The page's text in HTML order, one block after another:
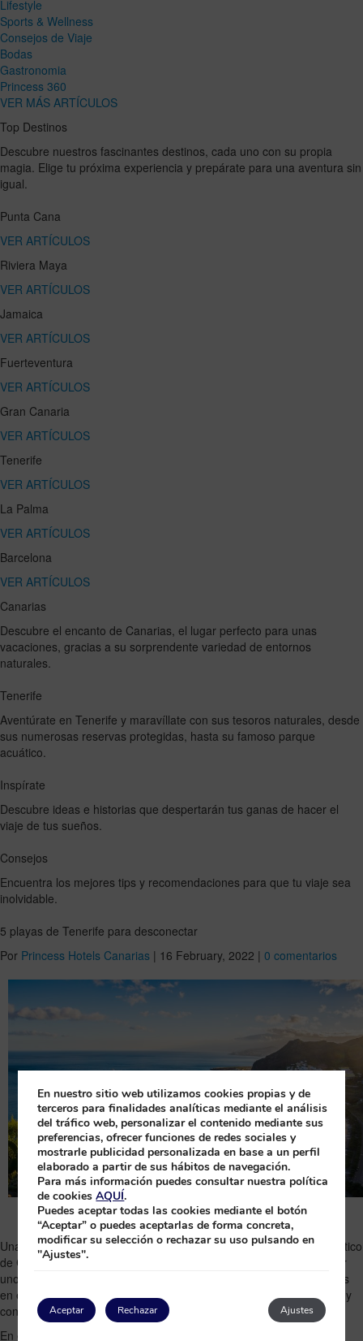
Lifestyle
Sports & Wellness
Consejos de Viaje
Bodas
Gastronomia
Princess 360
VER MÁS ARTÍCULOS
Top Destinos
Descubre nuestros fascinantes destinos, cada uno con su propia
magia. Elige tu próxima experiencia y prepárate para una aventura sin
igual.
Punta Cana
VER ARTÍCULOS
Riviera Maya
VER ARTÍCULOS
Jamaica
VER ARTÍCULOS
Fuerteventura
VER ARTÍCULOS
Gran Canaria
VER ARTÍCULOS
Tenerife
VER ARTÍCULOS
La Palma
VER ARTÍCULOS
Barcelona
VER ARTÍCULOS
Canarias
Descubre el encanto de Canarias, el lugar perfecto para unas
vacaciones, gracias a su sorprendente variedad de entornos
naturales.
Tenerife
Aventúrate en Tenerife y maravíllate con sus tesoros naturales, desde
sus numerosas reservas protegidas, hasta su famoso parque
acuático.
Inspírate
Descubre ideas e historias que despertarán tus ganas de hacer el
viaje de tus sueños.
Consejos
Encuentra los mejores tips y recomendaciones para que tu viaje sea
inolvidable.
5 playas de Tenerife para desconectar
Por Princess Hotels Canarias | 16 February, 2022 | 0 comentarios
Una de las maravillas que hacen únicas y que son un reclamo turístico
de Canarias son sus playas. La isla de
, además de ofrecer
unos paisajes increíbles con sus bosques en el norte y sus cumbres
en el centro, esconde fantásticas playas donde relajarse, divertirse y
conectar con el mar.
En este post te presentamos 5 playas de Tenerife que tienes que
En nuestro sitio web utilizamos cookies propias y de
terceros para finalidades analíticas mediante el análisis
del tráfico web, personalizar el contenido mediante sus
preferencias, ofrecer funciones de redes sociales y
mostrarle publicidad personalizada en base a un perfil
elaborado a partir de sus hábitos de navegación.
Para más información puedes consultar nuestra política
de cookiesAQUÍ.
Puedes aceptar todas las cookies mediante el botón
“Aceptar” o puedes aceptarlas de forma concreta,
modificar su selección o rechazar su uso pulsando en
"Ajustes".
Aceptar Ajustes
Rechazar